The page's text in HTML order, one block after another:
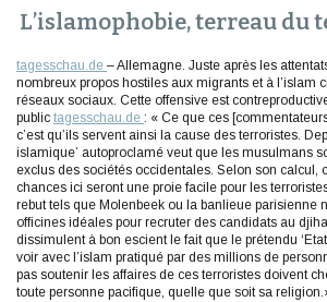
L’islamophobie, terreau du
tagesschau.de – Allemagne. Juste après les
nombreux propos hostiles aux migrants et à l’islam
réseaux sociaux. Cette offensive est
public tagesschau.de : « Ce que ces
c’est qu’ils servent ainsi la cause des terroristes.
islamique’ autoproclamé veut que les musulmans
exclus des sociétés occidentales. Selon son calcul,
chances ici seront une proie facile pour les
rebut tels que Molenbeek ou la banlieue parisienne
officines idéales pour recruter des candidats au
dissimulent à bon escient le fait que le prétendu
voir avec l’islam pratiqué par des millions de
pas soutenir les affaires de ces terroristes doivent
toute personne pacifique, quelle que soit sa